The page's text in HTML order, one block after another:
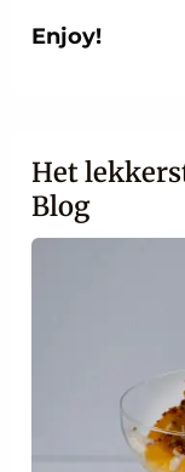
Enjoy!
Het
Blog